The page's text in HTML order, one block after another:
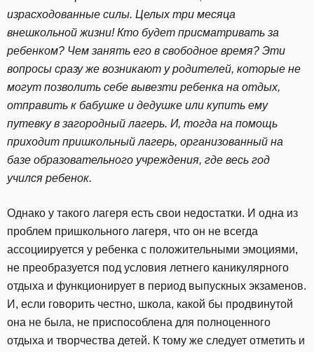
израсходованные силы. Целых три месяца
внешкольной жизни! Кто будет присматривать за
ребенком? Чем занять его в свободное время? Эти
вопросы сразу же возникают у родителей, которые не
могут позволить себе вывезти ребенка на отдых,
отправить к бабушке и дедушке или купить ему
путевку в загородный лагерь. И, тогда на помощь
приходит пришкольный лагерь, организованный на
базе образовательного учреждения, где весь год
учился ребенок.
Однако у такого лагеря есть свои недостатки. И одна из
проблем пришкольного лагеря, что он не всегда
ассоциируется у ребенка с положительными эмоциями,
не преобразуется под условия летнего каникулярного
отдыха и функционирует в период выпускных экзаменов.
И, если говорить честно, школа, какой бы продвинутой
она не была, не приспособлена для полноценного
отдыха и творчества детей. К тому же следует отметить и